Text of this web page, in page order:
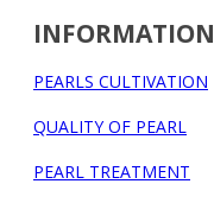
INFORMATION
PEARLS CULTIVATION
QUALITY OF PEARL
PEARL TREATMENT